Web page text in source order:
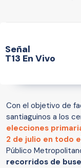
Señal
T13 En Vivo
Con el objetivo de
santiaguinos a los
elecciones
2 de julio en todo
Público
recorridos de